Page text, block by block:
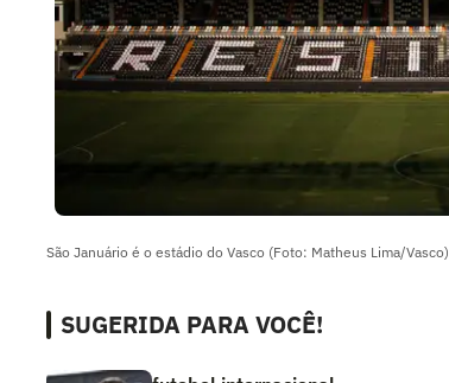
São Januário é o estádio do Vasco (Foto: Matheus Lima/Vasco)
SUGERIDA PARA VOCÊ!